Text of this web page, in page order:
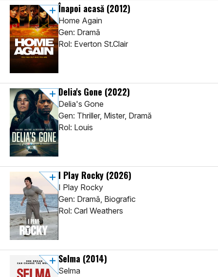
Înapoi acasă (2012)
Home Again
Gen: Dramă
Rol: Everton St.Clair
Delia's Gone (2022)
Delia's Gone
Gen: Thriller, Mister, Dramă
Rol: Louis
I Play Rocky (2026)
I Play Rocky
Gen: Dramă, Biografic
Rol: Carl Weathers
Selma (2014)
Selma